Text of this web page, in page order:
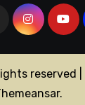
reserved
.